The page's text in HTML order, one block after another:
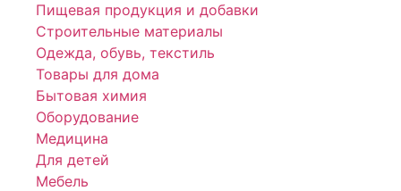
Пищевая продукция и добавки
Строительные материалы
Одежда, обувь, текстиль
Товары для дома
Бытовая химия
Оборудование
Медицина
Для детей
Мебель